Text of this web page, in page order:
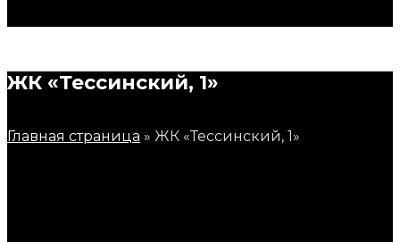
ЖК «Тессинский, 1»
Главная страница » ЖК «Тессинский, 1»